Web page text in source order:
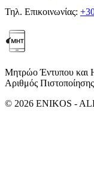
Τηλ. Επικοινωνίας:
Μητρώο Έντυπου και
Αριθμός
© 2026 ENIKOS -